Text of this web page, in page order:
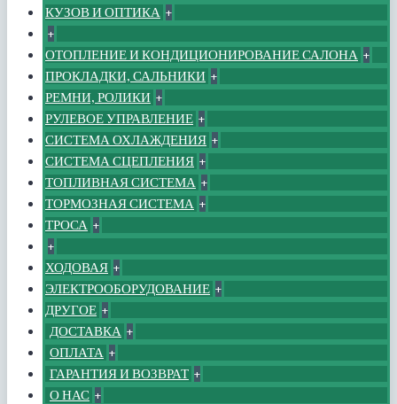
КУЗОВ И ОПТИКА +
+
ОТОПЛЕНИЕ И КОНДИЦИОНИРОВАНИЕ САЛОНА +
ПРОКЛАДКИ, САЛЬНИКИ +
РЕМНИ, РОЛИКИ +
РУЛЕВОЕ УПРАВЛЕНИЕ +
СИСТЕМА ОХЛАЖДЕНИЯ +
СИСТЕМА СЦЕПЛЕНИЯ +
ТОПЛИВНАЯ СИСТЕМА +
ТОРМОЗНАЯ СИСТЕМА +
ТРОСА +
+
ХОДОВАЯ +
ЭЛЕКТРООБОРУДОВАНИЕ +
ДРУГОЕ +
ДОСТАВКА +
ОПЛАТА +
ГАРАНТИЯ И ВОЗВРАТ +
О НАС +